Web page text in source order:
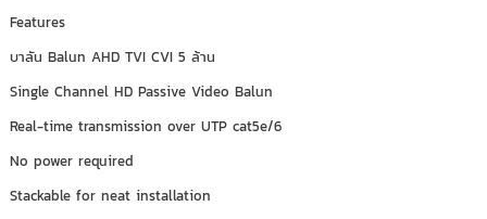
Features
บาลัน Balun AHD TVI CVI 5 ล้าน
Single Channel HD Passive Video Balun
Real-time transmission over UTP cat5e/6
No power required
Stackable for neat installation